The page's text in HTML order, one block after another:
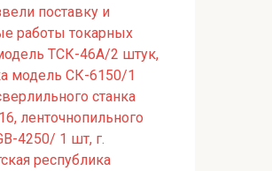
поставку и
работы токарных
ТСК-46А/2 штук,
модель СК-6150/1
станка
ленточнопильного
4250/ 1 шт, г.
республика